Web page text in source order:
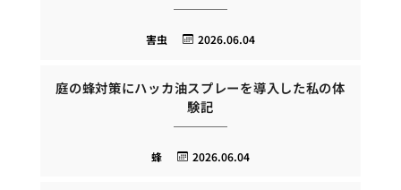
2026.06.04
害虫
庭の蜂対策にハッカ油スプレーを導入した私の体
験記
2026.06.04
蜂